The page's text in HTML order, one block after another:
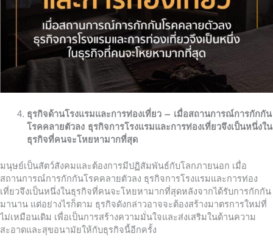
ธุรกิจด้านโรงแรมและการท่องเที่ยว – เมื่อสถานการณ์การกักกัน
โรคคลายตัวลง ธุรกิจการโรงแรมและการท่องเที่ยวจึงเป็นหนึ่งใน
ธุรกิจที่คนจะโหยหามากที่สุด
มนุษย์เป็นสัตว์สังคมและต้องการมีปฏิสัมพันธ์กับโลกภายนอก เมื่อ
สถานการณ์การกักกันโรคคลายตัวลง ธุรกิจการโรงแรมและการท่อง
เที่ยวจึงเป็นหนึ่งในธุรกิจที่คนจะโหยหามากที่สุดหลังจากได้รับการกักกัน
มานาน แต่อย่างไรก็ตาม ธุรกิจดังกล่าวอาจจะต้องสร้างมาตรการใหม่ที่
ไม่เหมือนเดิม เพื่อเป็นการสร้างความมั่นใจและส่งเสริมในด้านความ
สะอาดและสุขอนามัยให้กับธุรกิจนี้อีกครั้ง